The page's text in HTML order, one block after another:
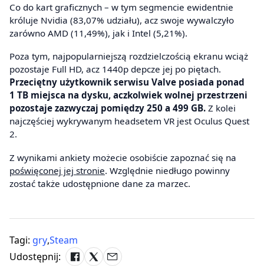
Co do kart graficznych – w tym segmencie ewidentnie
króluje Nvidia (83,07% udziału), acz swoje wywalczyło
zarówno AMD (11,49%), jak i Intel (5,21%).
Poza tym, najpopularniejszą rozdzielczością ekranu wciąż
pozostaje Full HD, acz 1440p depcze jej po piętach.
Przeciętny użytkownik serwisu Valve posiada ponad
1 TB miejsca na dysku, aczkolwiek wolnej przestrzeni
pozostaje zazwyczaj pomiędzy 250 a 499 GB. Z kolei
najczęściej wykrywanym headsetem VR jest Oculus Quest
2.
Z wynikami ankiety możecie osobiście zapoznać się na
poświęconej jej stronie. Względnie niedługo powinny
zostać także udostępnione dane za marzec.
Tagi: gry,Steam
Udostępnij: